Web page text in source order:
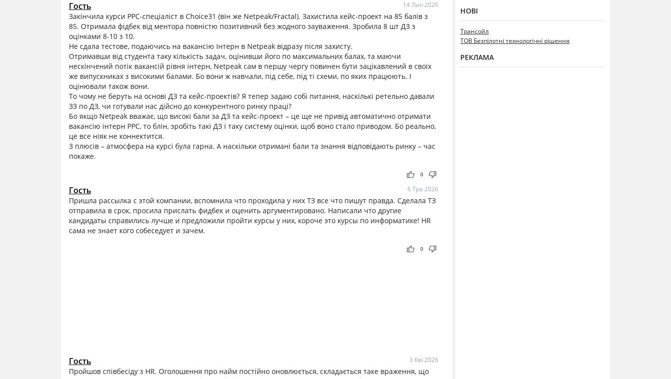
Гость 14 Лип 2026
Закінчила курси PPC-спеціаліст в Choice31 (він же Netpeak/Fractal). Захистила кейс-проект на 85 балів з
85. Отримала фідбек від ментора повністю позитивний без жодного зауваження. Зробила 8 шт ДЗ з
оцінками 8-10 з 10.
Не сдала тестове, подаючись на вакансію Інтерн в Netpeak відразу після захисту.
Отримавши від студента таку кількість задач, оцінивши його по максимальних балах, та маючи
нескінчений потік вакансій рівня інтерн, Netpeak сам в першу чергу повинен бути зацікавлений в своїх
же випускниках з високими балами. Бо вони ж навчали, під себе, під ті схеми, по яких працюють. І
оцінювали також вони.
То чому не беруть на основі ДЗ та кейс-проектів? Я тепер задаю собі питання, наскількі ретельно давали
ЗЗ по ДЗ, чи готували нас дійсно до конкурентного ринку праці?
Бо якщо Netpeak вважає, що високі бали за ДЗ та кейс-проект – це ще не привід автоматично отримати
вакансію інтерн PPC, то блін, зробіть такі ДЗ і таку систему оцінки, щоб воно стало приводом. Бо реально,
це все ніяк не коннектится.
З плюсів – атмосфера на курсі була гарна. А наскільки отримані бали та знання відповідають ринку – час
покаже.
thumb_up thumb_down
0
Гость 6 Тра 2026
Пришла рассылка с этой компании, вспомнила что проходила у них ТЗ все что пишут правда. Сделала ТЗ
отправила в срок, просила прислать фидбек и оценить аргументировано. Написали что другие
кандидаты справились лучше и предложили пройти курсы у них, короче это курсы по информатике! HR
сама не знает кого собеседует и зачем.
thumb_up thumb_down
0
Гость 3 Кві 2026
Пройшов співбесіду з HR. Оголошення про найм постійно оновлюється, складається таке враження, що
НОВІ
Трансойл
ТОВ Безпілотні технологічні рішення
РЕКЛАМА